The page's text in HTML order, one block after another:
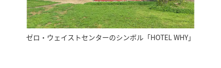
ゼロ・ウェイストセンターのシンボル「HOTEL WHY」